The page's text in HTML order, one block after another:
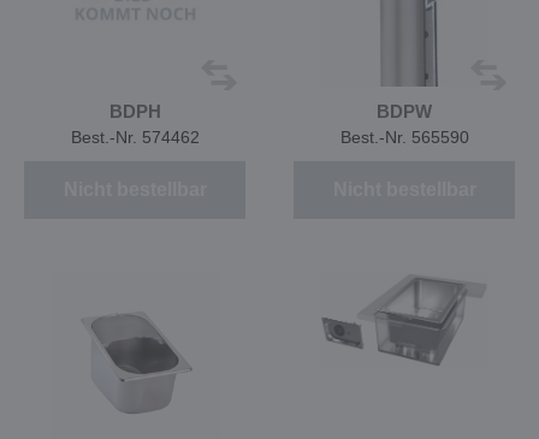
BDPH
Best.-Nr. 574462
BDPW
Best.-Nr. 565590